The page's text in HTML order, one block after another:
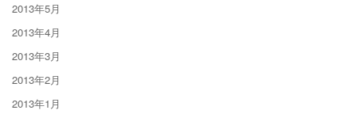
2013年5月
2013年4月
2013年3月
2013年2月
2013年1月